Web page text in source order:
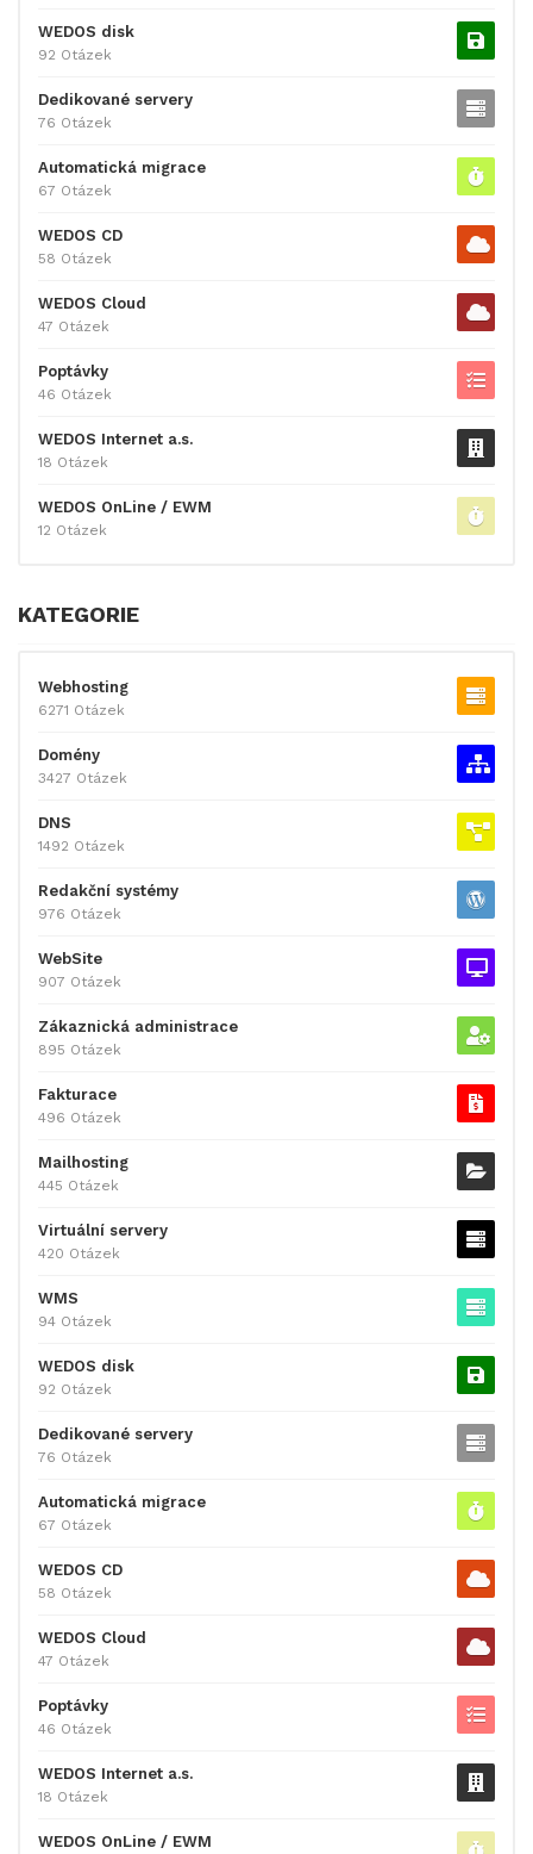
WEDOS disk
92 Otázek
Dedikované servery
76 Otázek
Automatická migrace
67 Otázek
WEDOS CD
58 Otázek
WEDOS Cloud
47 Otázek
Poptávky
46 Otázek
WEDOS Internet a.s.
18 Otázek
WEDOS OnLine / EWM
12 Otázek
KATEGORIE
Webhosting
6271 Otázek
Domény
3427 Otázek
DNS
1492 Otázek
Redakční systémy
976 Otázek
WebSite
907 Otázek
Zákaznická administrace
895 Otázek
Fakturace
496 Otázek
Mailhosting
445 Otázek
Virtuální servery
420 Otázek
WMS
94 Otázek
WEDOS disk
92 Otázek
Dedikované servery
76 Otázek
Automatická migrace
67 Otázek
WEDOS CD
58 Otázek
WEDOS Cloud
47 Otázek
Poptávky
46 Otázek
WEDOS Internet a.s.
18 Otázek
WEDOS OnLine / EWM